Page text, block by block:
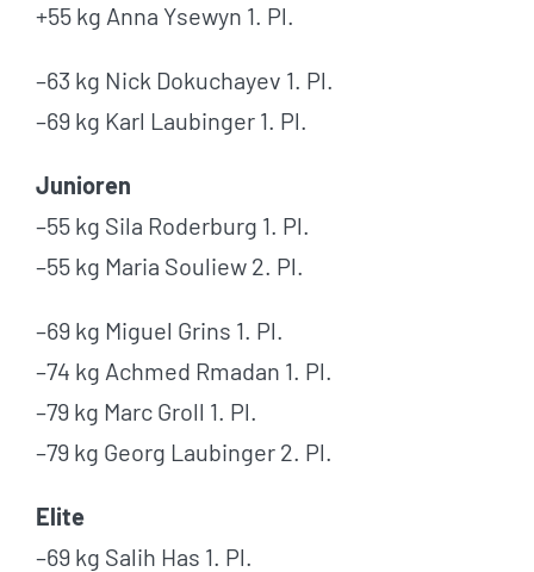
+55 kg Anna Ysewyn 1. Pl.
–63 kg Nick Dokuchayev 1. Pl.
–69 kg Karl Laubinger 1. Pl.
Junioren
–55 kg Sila Roderburg 1. Pl.
–55 kg Maria Souliew 2. Pl.
–69 kg Miguel Grins 1. Pl.
–74 kg Achmed Rmadan 1. Pl.
–79 kg Marc Groll 1. Pl.
–79 kg Georg Laubinger 2. Pl.
Elite
–69 kg Salih Has 1. Pl.